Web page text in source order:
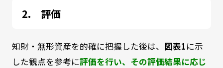
評価
知財・無形資産を的確に把握した後は、 図表1に示
した観点を参考に評価を行い、その評価結果に応じ